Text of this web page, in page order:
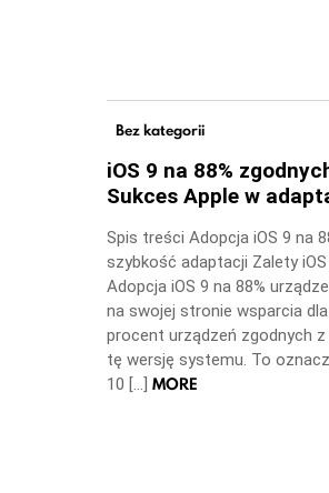
Bez kategorii
iOS 9 na 88%
Sukces Apple w
Spis treści Adopcja iOS 9 na
szybkość adaptacji Zalety
Adopcja iOS 9 na 88%
na swojej stronie wsparcia
procent urządzeń zgodnych
tę wersję systemu. To
10 […] MORE